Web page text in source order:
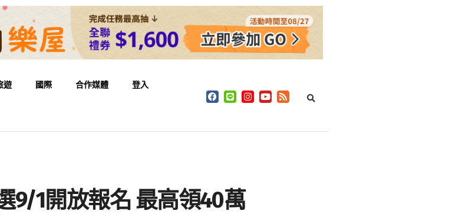
遊 國際 合作媒體 登入
9/1開放報名 最高領40萬